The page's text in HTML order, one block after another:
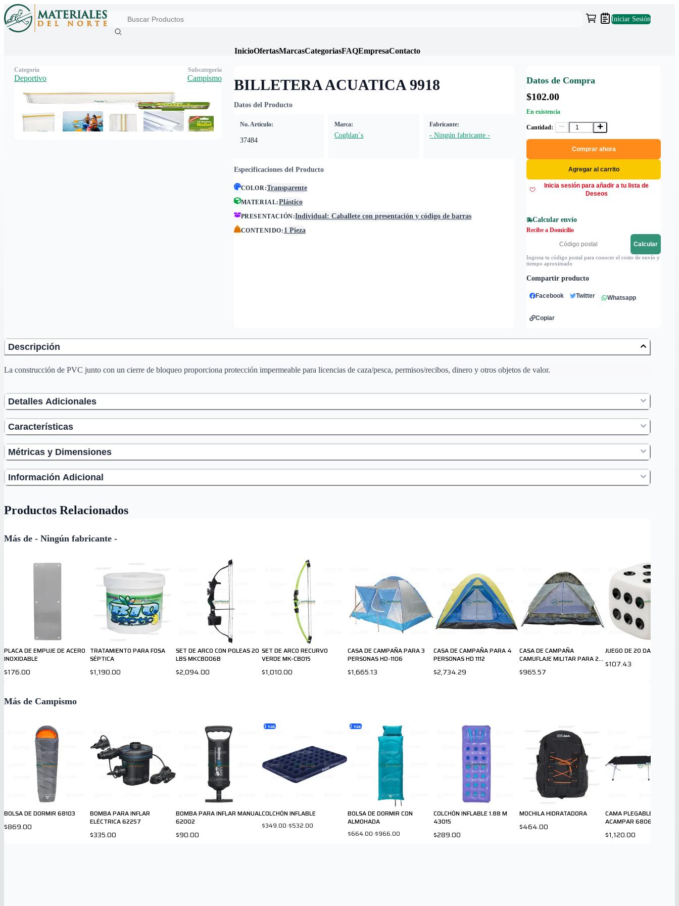
Iniciar Sesión
InicioOfertasMarcasCategoriasFAQEmpresaContacto
BILLETERA ACUATICA 9918
Datos del Producto
No. Artículo:
37484
Marca:
Coghlan´s
Fabricante:
- Ningún fabricante -
Especificaciones del Producto
COLOR:Transparente
MATERIAL:Plástico
PRESENTACIÓN:Individual: Caballete con presentación y código de barras
CONTENIDO: 1 Pieza
Datos de Compra
$102.00
En existencia
Cantidad:
Comprar ahora
Agregar al carrito
Inicia sesión para añadir a tu lista de
Deseos
Calcular envío
Recibe a Domicilio
Calcular
Ingresa tu código postal para conocer el costo de envío y
tiempo aproximado
Compartir producto
Facebook Twitter Whatsapp
Copiar
Categoría
Deportivo
Subcategoría
Campismo
Descripción
La construcción de PVC junto con un cierre de bloqueo proporciona protección impermeable para licencias de caza/pesca, permisos/recibos, dinero y otros objetos de valor.
Detalles Adicionales
Características
Métricas y Dimensiones
Información Adicional
Productos Relacionados
Más de - Ningún fabricante -
PLACA DE EMPUJE DE ACERO
INOXIDABLE
$176.00
TRATAMIENTO PARA FOSA
SÉPTICA
$1,190.00
SET DE ARCO CON POLEAS 20
LBS MKCB006B
$2,094.00
SET DE ARCO RECURVO
VERDE MK-CB015
$1,010.00
CASA DE CAMPAÑA PARA 3
PERSONAS HD-1106
$1,665.13
CASA DE CAMPAÑA PARA 4
PERSONAS HD 1112
$2,734.29
CASA DE CAMPAÑA
CAMUFLAJE MILITAR PARA 2
$965.57
JUEGO DE 20 DADOS
$107.43
Más de Campismo
BOLSA DE DORMIR 68103
$869.00
BOMBA PARA INFLAR
ELÉCTRICA 62257
$335.00
BOMBA PARA INFLAR MANUAL
62002
$90.00
3 var.
COLCHÓN INFLABLE
$349.00-$532.00
2 var.
BOLSA DE DORMIR CON
ALMOHADA
$664.00-$966.00
COLCHÓN INFLABLE 1.88 M
43015
$289.00
MOCHILA HIDRATADORA
$464.00
CAMA PLEGABLE PARA
ACAMPAR 68065
$1,120.00